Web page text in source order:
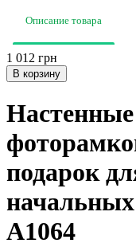
Описание товара
1 012 грн
В корзину
подарок
A1064